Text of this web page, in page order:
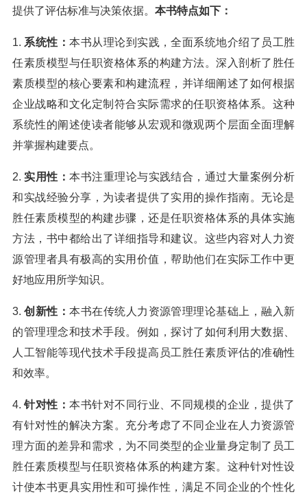
提供了评估标准与决策依据。 本书特点如下：
1. 系统性：本书从理论到实践，全面系统地介绍了员工胜
任素质模型与任职资格体系的构建方法。深入剖析了胜任
素质模型的核心要素和构建流程，并详细阐述了如何根据
企业战略和文化定制符合实际需求的任职资格体系。这种
系统性的阐述使读者能够从宏观和微观两个层面全面理解
并掌握构建要点。
2.实用性：本书注重理论与实践结合，通过大量案例分析
和实战经验分享，为读者提供了实用的操作指南。无论是
胜任素质模型的构建步骤，还是任职资格体系的具体实施
方法，书中都给出了详细指导和建议。这些内容对人力资
源管理者具有极高的实用价值，帮助他们在实际工作中更
好地应用所学知识。
3.创新性：本书在传统人力资源管理理论基础上，融入新
的管理理念和技术手段。例如，探讨了如何利用大数据、
人工智能等现代技术手段提高员工胜任素质评估的准确性
和效率。
4.针对性：本书针对不同行业、不同规模的企业，提供了
有针对性的解决方案。充分考虑了不同企业在人力资源管
理方面的差异和需求，为不同类型的企业量身定制了员工
胜任素质模型与任职资格体系的构建方案。这种针对性设
计使本书更具实用性和可操作性，满足不同企业的个性化